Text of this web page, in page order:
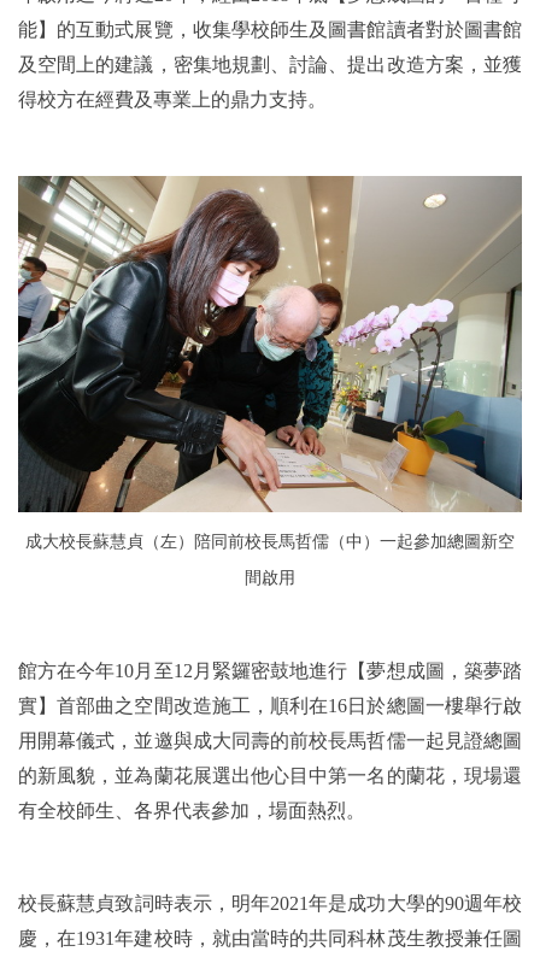
能】的互動式展覽，收集學校師生及圖書館讀者對於圖書館
及空間上的建議，密集地規劃、討論、提出改造方案，並獲
得校方在經費及專業上的鼎力支持。
成大校長蘇慧貞（左）陪同前校長馬哲儒（中）一起參加總圖新空
間啟用
館方在今年10月至12月緊鑼密鼓地進行【夢想成圖，築夢踏
實】首部曲之空間改造施工，順利在16日於總圖一樓舉行啟
用開幕儀式，並邀與成大同壽的前校長馬哲儒一起見證總圖
的新風貌，並為蘭花展選出他心目中第一名的蘭花，現場還
有全校師生、各界代表參加，場面熱烈。
校長蘇慧貞致詞時表示，明年2021年是成功大學的90週年校
慶，在1931年建校時，就由當時的共同科林茂生教授兼任圖